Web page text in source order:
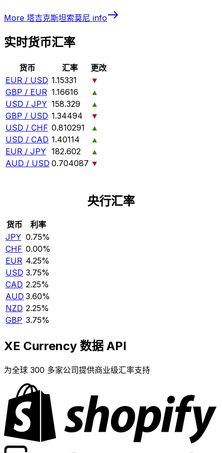
More 塔吉克斯坦索莫尼 info
实时货币汇率
货币 汇率
更改
EUR / USD 1.15331
▼
GBP / EUR 1.16616
▲
USD / JPY 158.329
▲
GBP / USD 1.34494
▼
USD / CHF 0.810291
▲
USD / CAD 1.40114
▲
EUR / JPY 182.602
▲
AUD / USD 0.704087 ▼
央行汇率
货币
利率
JPY 0.75%
CHF 0.00%
EUR 4.25%
USD 3.75%
CAD 2.25%
AUD 3.60%
NZD 2.25%
GBP 3.75%
XE Currency 数据 API
为全球 300 多家公司提供商业级汇率支持